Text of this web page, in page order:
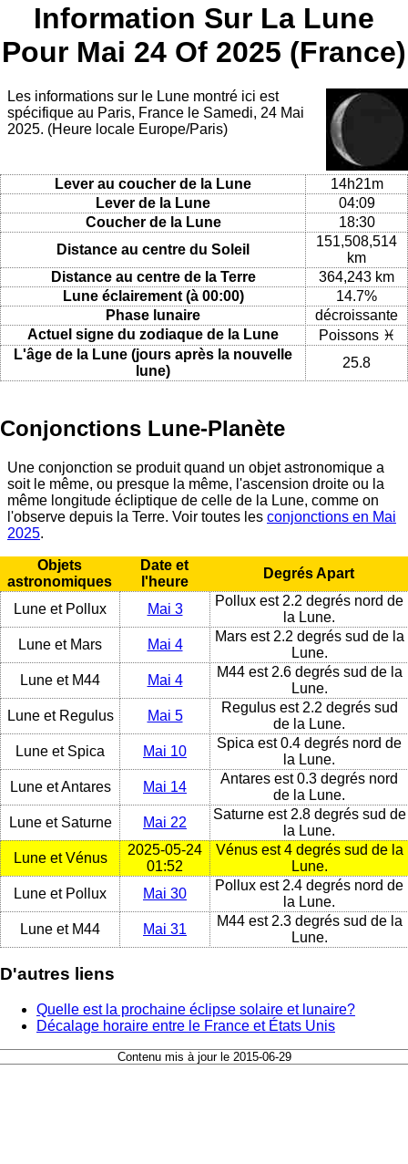
Information Sur La Lune
Pour Mai 24 Of 2025 (France)
Les informations sur le Lune montré ici est
spécifique au Paris, France le Samedi, 24 Mai
2025. (Heure locale Europe/Paris)
Lever au coucher de la Lune
14h21m
Lever de la Lune
04:09
Coucher de la Lune
18:30
Distance au centre du Soleil
151,508,514
km
Distance au centre de la Terre
364,243 km
Lune éclairement (à 00:00)
14.7%
Phase lunaire
décroissante
Actuel signe du zodiaque de la Lune
Poissons ♓
L'âge de la Lune (jours après la nouvelle
lune)
25.8
Conjonctions Lune-Planète
Une conjonction se produit quand un objet astronomique a
soit le même, ou presque la même, l'ascension droite ou la
même longitude écliptique de celle de la Lune, comme on
l'observe depuis la Terre. Voir toutes les conjonctions en Mai
2025.
Objets
astronomiques
Date et
l'heure
Degrés Apart
Lune et Pollux Mai 3
Pollux est 2.2 degrés nord de
la Lune.
Lune et Mars
Mai 4
Mars est 2.2 degrés sud de la
Lune.
Lune et M44
Mai 4
M44 est 2.6 degrés sud de la
Lune.
Lune et Regulus
Mai 5
Regulus est 2.2 degrés sud
de la Lune.
Lune et Spica
Mai 10
Spica est 0.4 degrés nord de
la Lune.
Lune et Antares
Mai 14
Antares est 0.3 degrés nord
de la Lune.
Lune et Saturne
Mai 22
Saturne est 2.8 degrés sud de
la Lune.
Lune et Vénus
2025-05-24
01:52
Vénus est 4 degrés sud de la
Lune.
Lune et Pollux
Mai 30
Pollux est 2.4 degrés nord de
la Lune.
Lune et M44
Mai 31
M44 est 2.3 degrés sud de la
Lune.
D'autres liens
Quelle est la prochaine éclipse solaire et lunaire?
Décalage horaire entre le France et États Unis
Contenu mis à jour le 2015-06-29